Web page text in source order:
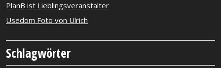
PlanB ist Lieblingsveranstalter
Usedom Foto von Ulrich
Schlagwörter